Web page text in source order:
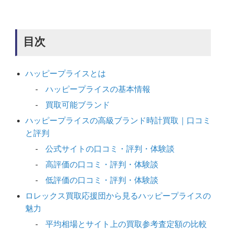
目次
ハッピープライスとは
ハッピープライスの基本情報
買取可能ブランド
ハッピープライスの高級ブランド時計買取｜口コミ
と評判
公式サイトの口コミ・評判・体験談
高評価の口コミ・評判・体験談
低評価の口コミ・評判・体験談
ロレックス買取応援団から見るハッピープライスの
魅力
平均相場とサイト上の買取参考査定額の比較